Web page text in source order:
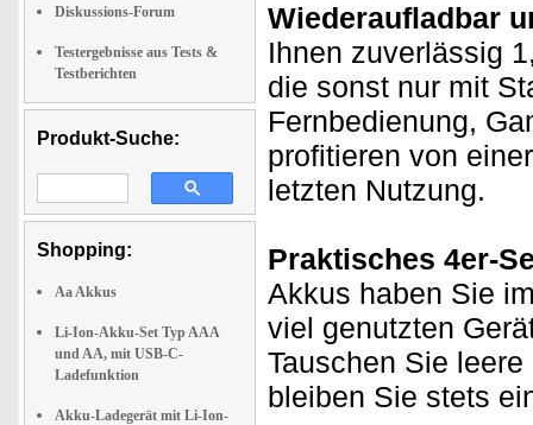
Diskussions-Forum
Testergebnisse aus Tests &
Testberichten
Produkt-Suche:
Shopping:
Aa Akkus
Li-Ion-Akku-Set Typ AAA
und AA, mit USB-C-
Ladefunktion
Akku-Ladegerät mit Li-Ion-
Wiederaufladbar
Ihnen zuverlässig
die sonst nur mit
Fernbedienung,
profitieren von
letzten Nutzung.
Praktisches 4er-
Akkus haben Sie
viel genutzten
Tauschen Sie
bleiben Sie stets